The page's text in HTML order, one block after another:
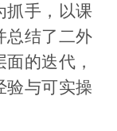
抓手，以课
总结了二外
的迭代，
验与可实操